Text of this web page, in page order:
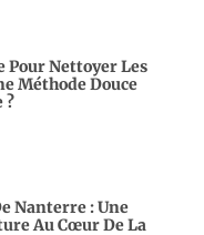
Pour Nettoyer Les
Méthode Douce
?
Nanterre : Une
Au Cœur De La